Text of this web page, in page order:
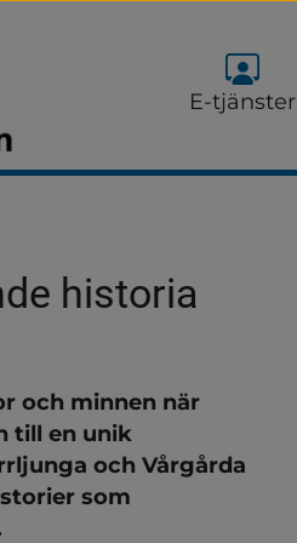
E-tjänster
historia
och minnen när
till en unik
och Vårgårda
som